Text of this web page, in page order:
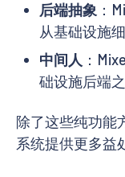
后端抽象：
从基础设施
中间人 ：
础设施后端
除了这些纯功能
系统提供更多益